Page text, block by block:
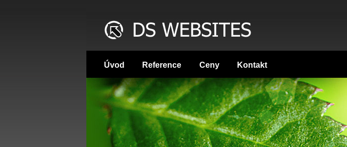
Úvod Reference Ceny Kontakt